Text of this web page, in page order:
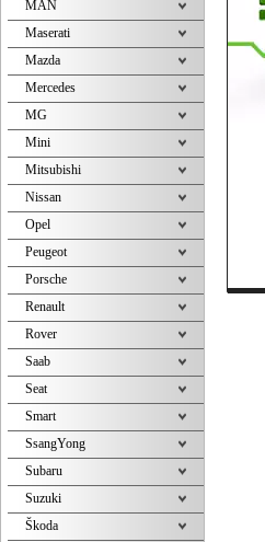
MAN
Maserati
Mazda
Mercedes
MG
Mini
Mitsubishi
Nissan
Opel
Peugeot
Porsche
Renault
Rover
Saab
Seat
Smart
SsangYong
Subaru
Suzuki
Škoda